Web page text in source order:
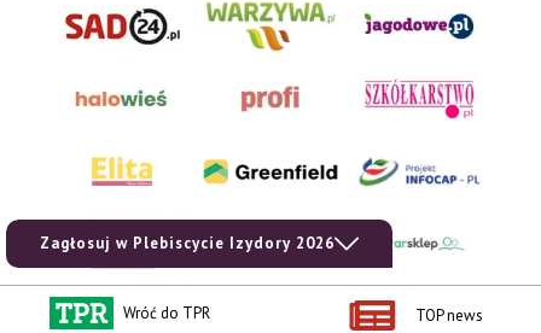
Zagłosuj w Plebiscycie Izydory 2026
Wróć do TPR TOP news